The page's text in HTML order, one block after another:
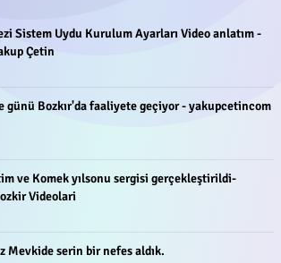
Sistem Uydu Kurulum Ayarları Video anlatım -
Çetin
günü Bozkır'da faaliyete geçiyor - yakupcetincom
ve Komek yılsonu sergisi gerçekleştirildi-
Videolari
Mevkide serin bir nefes aldık.